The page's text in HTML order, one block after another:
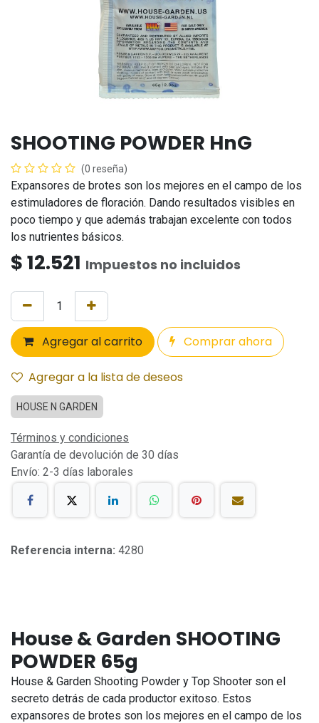
SHOOTING POWDER HnG
(0 reseña)
Expansores de brotes son los mejores en el campo de los
estimuladores de floración. Dando resultados visibles en
poco tiempo y que además trabajan excelente con todos
los nutrientes básicos.
$12.521 Impuestos no incluidos
Agregar al carrito Comprar ahora
Agregar a la lista de deseos
HOUSE N GARDEN
Términos y condiciones
Garantía de devolución de 30 días
Envío: 2-3 días laborales
Referencia interna: 4280
House & Garden SHOOTING
POWDER 65g
House & Garden Shooting Powder y Top Shooter son el
secreto detrás de cada productor exitoso. Estos
expansores de brotes son los mejores en el campo de los